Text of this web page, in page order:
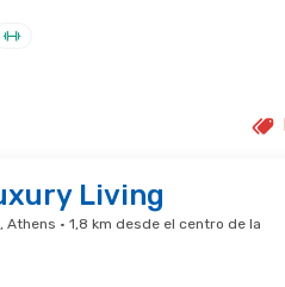
Living
Athens · 1,8 km desde el centro de la